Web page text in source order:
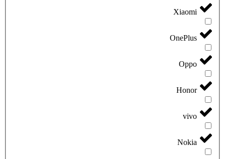
Xiaomi
OnePlus
Oppo
Honor
vivo
Nokia